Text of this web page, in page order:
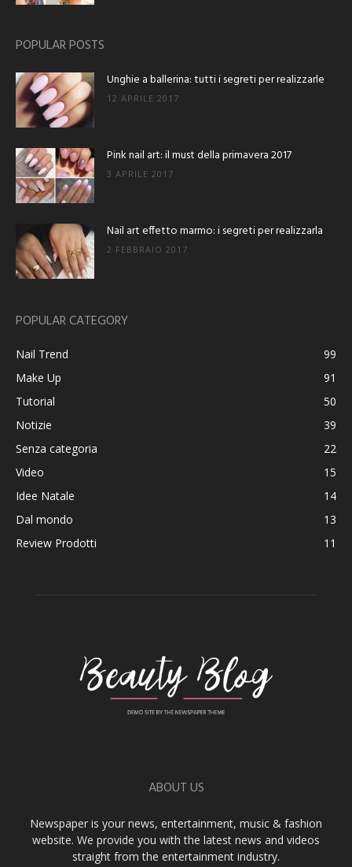
POPULAR POSTS
Unghie a ballerina: tutti i segreti per realizzarle
12 APRILE 2017
Pink nail art: il must della primavera 2017
3 APRILE 2017
Nail art effetto marmo: i segreti per realizzarla
2 FEBBRAIO 2017
POPULAR CATEGORY
Nail Trend
99
Make Up
91
Tutorial
50
Notizie
39
Senza categoria
22
Video
15
Idee Natale
14
Dal mondo
13
Review Prodotti
11
ABOUT US
Newspaper is your news, entertainment, music & fashion
website. We provide you with the latest news and videos
straight from the entertainment industry.